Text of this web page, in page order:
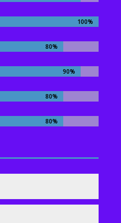
100%
100%
80%
80%
90%
90%
80%
80%
80%
80%